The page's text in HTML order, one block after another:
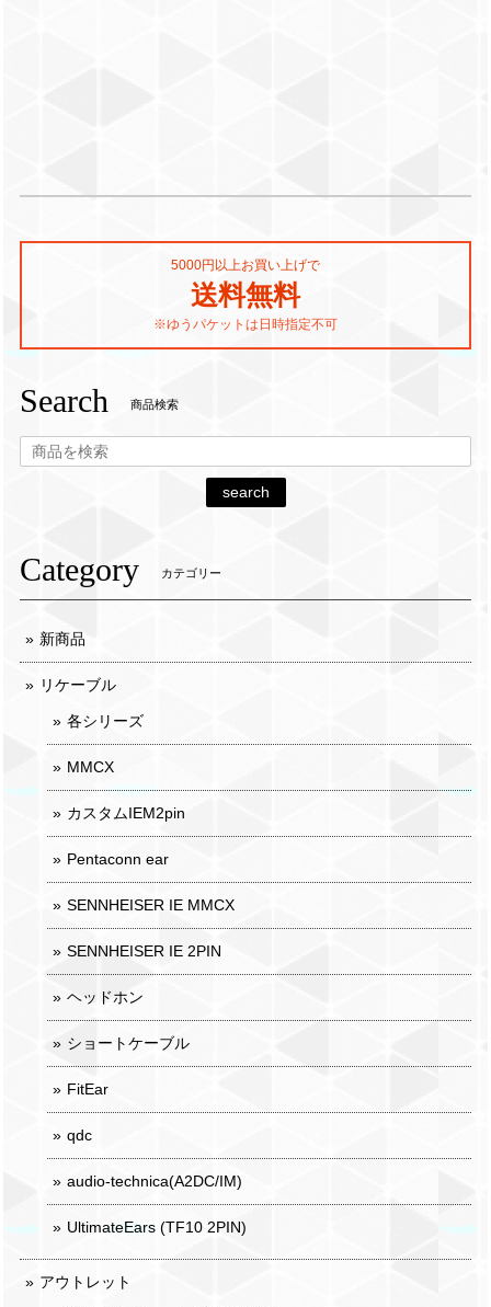
5000円以上お買い上げで
送料無料
※ゆうパケットは日時指定不可
Search 商品検索
search
Category カテゴリー
新商品
リケーブル
各シリーズ
MMCX
カスタムIEM2pin
Pentaconn ear
SENNHEISER IE MMCX
SENNHEISER IE 2PIN
ヘッドホン
ショートケーブル
FitEar
qdc
audio-technica(A2DC/IM)
UltimateEars (TF10 2PIN)
アウトレット